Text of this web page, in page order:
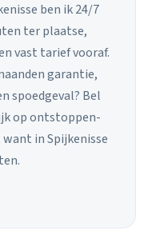
ben ik 24/7
ter plaatse,
vast tarief vooraf.
garantie,
spoedgeval? Bel
op ontstoppen-
in Spijkenisse